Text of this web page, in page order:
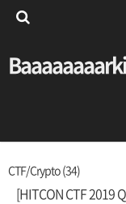
CTF/Crypto (34)
[HITCON CTF 2019